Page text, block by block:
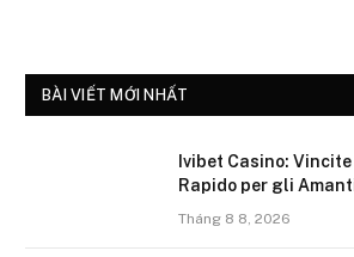
BÀI VIẾT MỚI NHẤT
Ivibet Casino:
Rapido per gli
Tháng 8 8, 2026